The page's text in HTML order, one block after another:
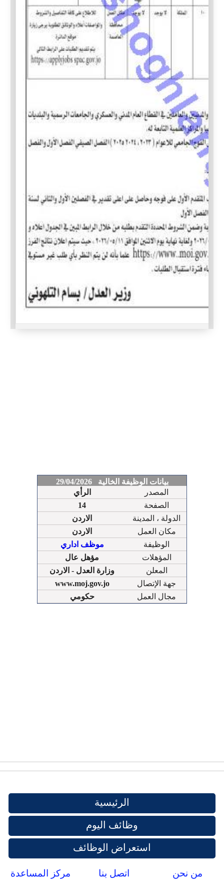
بيانات الوظيفة الخالية 29/04/2026
الرأي
المصدر
14
الصفحة
الاردن
الدولة ، المدينة
الاردن
مكان العمل
موظف اداري
الوظيفة
مؤهل عال
المؤهلات
وزارة العدل - الاردن
المعلن
www.moj.gov.jo
جهة الإتصال
حكومي
مجال العمل
الرئيسية
وظائف اليوم
استعراض الوظائف
من نحن اتصل بنا مركز المساعدة